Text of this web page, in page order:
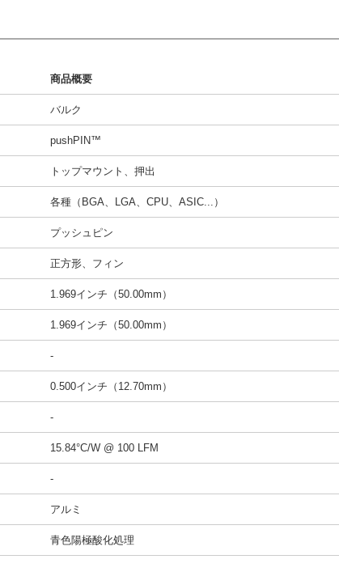
商品概要
バルク
pushPIN™
トップマウント、押出
各種（BGA、LGA、CPU、ASIC...）
プッシュピン
正方形、フィン
1.969インチ（50.00mm）
1.969インチ（50.00mm）
-
0.500インチ（12.70mm）
-
15.84°C/W @ 100 LFM
-
アルミ
青色陽極酸化処理